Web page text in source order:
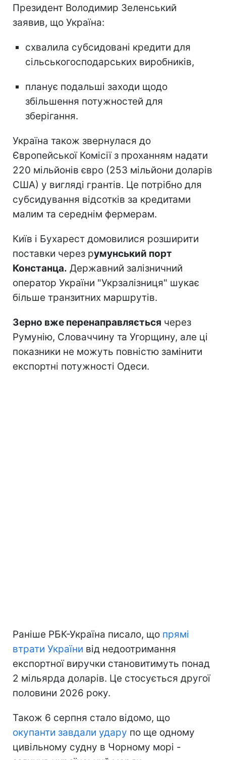
Президент Володимир Зеленський
заявив, що Україна:
схвалила субсидовані кредити для
сільськогосподарських виробників,
планує подальші заходи щодо
збільшення потужностей для
зберігання.
Україна також звернулася до
Європейської Комісії з проханням надати
220 мільйонів євро (253 мільйони доларів
США) у вигляді грантів. Це потрібно для
субсидування відсотків за кредитами
малим та середнім фермерам.
Київ і Бухарест домовилися розширити
поставки через румунський порт
Констанца. Державний залізничний
оператор України "Укрзалізниця" шукає
більше транзитних маршрутів.
Зерно вже перенаправляється через
Румунію, Словаччину та Угорщину, але ці
показники не можуть повністю замінити
експортні потужності Одеси.
Раніше РБК-Україна писало, що прямі
втрати України від недоотримання
експортної виручки становитимуть понад
2 мільярда доларів. Це стосується другої
половини 2026 року.
Також 6 серпня стало відомо, що
окупанти завдали удару по ще одному
цивільному судну в Чорному морі -